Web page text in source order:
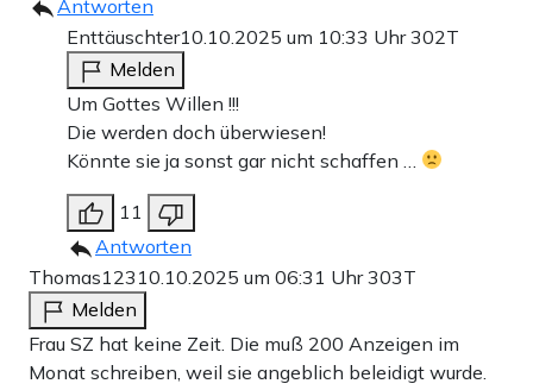
Antworten
Enttäuschter10.10.2025 um 10:33 Uhr302T
Melden
Um Gottes Willen !!!
Die werden doch überwiesen!
Könnte sie ja sonst gar nicht schaffen …
11
Antworten
Thomas123 10.10.2025 um 06:31 Uhr303T
Melden
Frau SZ hat keine Zeit. Die muß 200 Anzeigen im
Monat schreiben, weil sie angeblich beleidigt wurde.